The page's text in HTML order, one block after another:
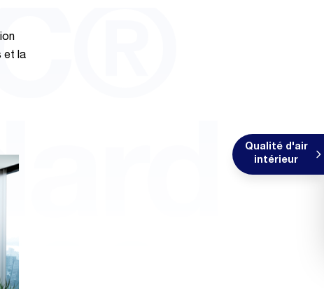
Qualité d'air
intérieur
et la